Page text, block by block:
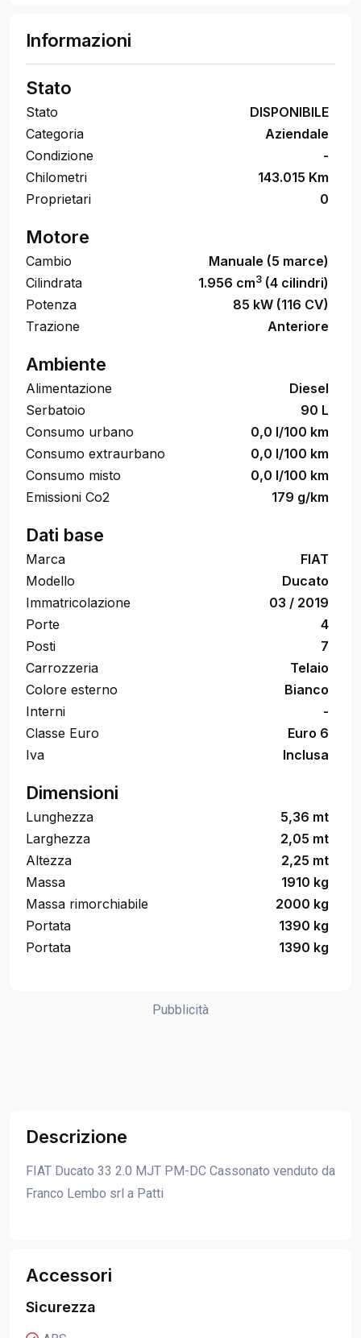
Informazioni
Stato
Stato
DISPONIBILE
Categoria
Aziendale
Condizione
-
Chilometri
143.015 Km
Proprietari
0
Motore
Cambio
Manuale (5 marce)
Cilindrata
1.956 cm3 (4 cilindri)
Potenza
85 kW (116 CV)
Trazione
Anteriore
Ambiente
Alimentazione
Diesel
Serbatoio
90 L
Consumo urbano
0,0 l/100 km
Consumo extraurbano
0,0 l/100 km
Consumo misto
0,0 l/100 km
Emissioni Co2
179 g/km
Dati base
Marca
FIAT
Modello
Ducato
Immatricolazione
03 / 2019
Porte
4
Posti
7
Carrozzeria
Telaio
Colore esterno
Bianco
Interni
-
Classe Euro
Euro 6
Iva
Inclusa
Dimensioni
Lunghezza
5,36 mt
Larghezza
2,05 mt
Altezza
2,25 mt
Massa
1910 kg
Massa rimorchiabile
2000 kg
Portata
1390 kg
Portata
1390 kg
Pubblicità
Descrizione
FIAT Ducato 33 2.0 MJT PM-DC Cassonato venduto da
Franco Lembo srl a Patti
Accessori
Sicurezza